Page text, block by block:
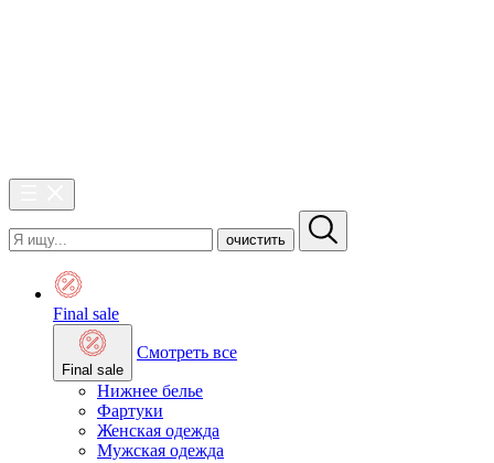
очистить
Final sale
Final sale
Смотреть все
Нижнее белье
Фартуки
Женская одежда
Мужская одежда